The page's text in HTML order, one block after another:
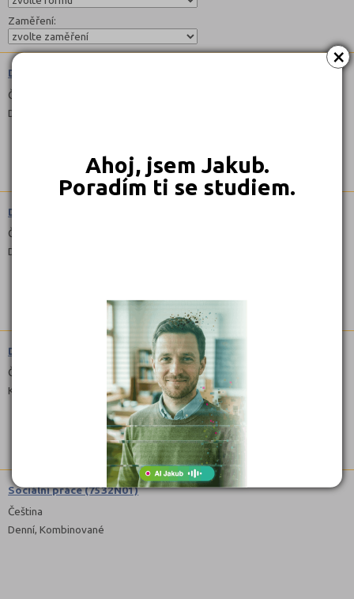
×
Ahoj, jsem Jakub.
Poradím ti se studiem.
Zaměření:
Diplomovaná všeobecná sestra (5341N11)
Čeština
Denní
Diplomovaný farmaceutický asistent (5343N11)
Čeština
Denní, Kombinované
Diplomovaný zdravotní laborant (5343N21)
Čeština
Kombinované
Sociální práce (7532N01)
Čeština
Denní, Kombinované